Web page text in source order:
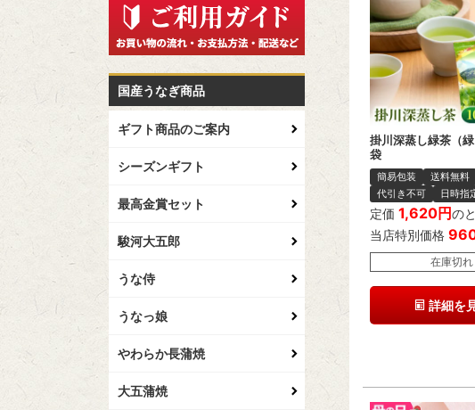
国産うなぎ商品
ギフト商品のご案内
シーズンギフト
最高金賞セット
駿河大五郎
うな侍
うなっ娘
やわらか長蒲焼
大五蒲焼
掛川深蒸し緑茶（
袋
簡易包装
送料無料
代引き不可
日時指
定価 1,620
の
当店特別価格
在庫切れ
詳細を